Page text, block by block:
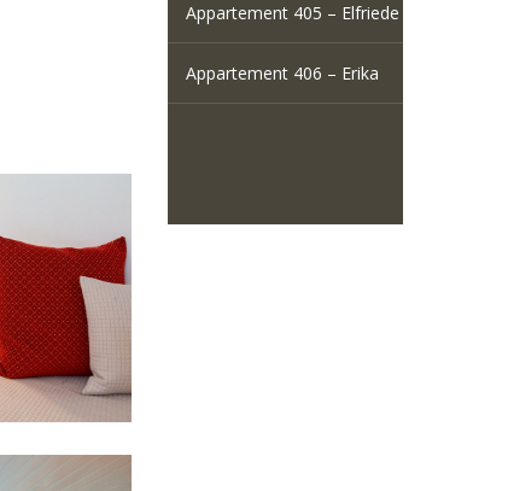
Appartement 405 – Elfriede
Appartement 406 – Erika